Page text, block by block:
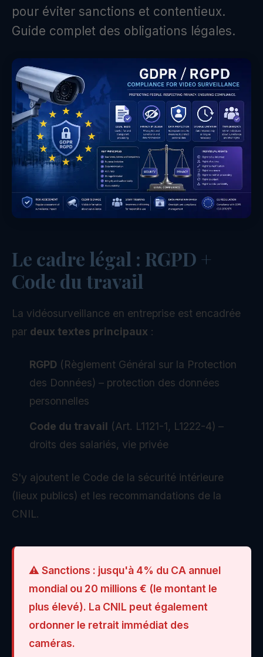
pour éviter sanctions et contentieux.
Guide complet des obligations légales.
Le cadre légal : RGPD +
Code du travail
La vidéosurveillance en entreprise est encadrée
par deux textes principaux :
RGPD (Règlement Général sur la Protection
des Données) – protection des données
personnelles
Code du travail (Art. L1121-1, L1222-4) –
droits des salariés, vie privée
S'y ajoutent le Code de la sécurité intérieure
(lieux publics) et les recommandations de la
CNIL.
⚠️ Sanctions : jusqu'à 4% du CA annuel
mondial ou 20 millions € (le montant le
plus élevé). La CNIL peut également
ordonner le retrait immédiat des
caméras.